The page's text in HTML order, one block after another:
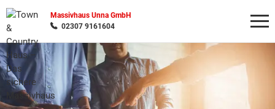
Massivhaus Unna GmbH
02307 9161604
Wonach möchten Sie suchen?